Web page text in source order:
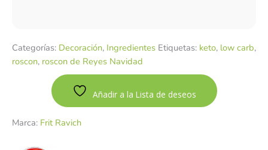
Categorías: Decoración, Ingredientes Etiquetas: keto, low carb,
roscon, roscon de Reyes Navidad
Añadir a la Lista de deseos
Marca: Frit Ravich